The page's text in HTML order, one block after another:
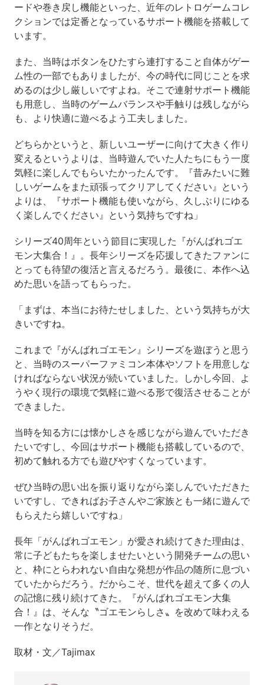
ードや巻き戻し機能といった、近年のレトロゲームコレ
クションでは定番となっているサポート機能を搭載して
います。
また、当時はボタンをひたすら連打すること自体がゲー
ム性の一部でもありましたが、今の時代に同じことを求
めるのは少し厳しいですよね。そこで連射サポート機能
も用意し、当時のゲームバランスや手触りは残しながら
も、より快適に遊べるよう工夫しました。
どちらかというと、新しいユーザーに向けて大きく作り
変えるというよりは、当時遊んでいた人たちにもう一度
気軽に楽しんでもらいたかったんです。『昔みたいに難
しいゲームをまた頑張ってクリアしてください』という
よりは、『サポート機能も使いながら、久しぶりにゆる
く楽しんでください』という気持ちですね」
シリーズ40周年という節目に実現した『がんばれゴエ
モン大集合！』。長年シリーズを応援してきたファンに
とっても待望の復活と言えるだろう。最後に、本作へ込
めた思いを語ってもらった。
「まずは、本当にお待たせしました、という気持ちが大
きいですね。
これまで『がんばれゴエモン』シリーズを遊ぼうと思う
と、当時のスーパーファミコン本体やソフトを用意しな
ければならない状況が続いていました。しかし今回、よ
うやく現行の環境で気軽に遊べる形で復活させることが
できました。
当時を知る方には懐かしさを感じながら遊んでいただき
たいですし、今回はサポート機能も搭載しているので、
初めて触れる方でも遊びやすくなっています。
ぜひ当時の思い出を振り返りながら楽しんでいただきた
いですし、できればお子さんやご家族とも一緒に遊んで
もらえたら嬉しいですね」
長年「がんばれゴエモン」が愛され続けてきた理由は、
常に子どもたちを楽しませたいという開発チームの思い
と、枠にとらわれない自由な発想が作品の随所に息づい
ていたからだろう。だからこそ、世代を超えて多くの人
の記憶に残り続けてきた。『がんばれゴエモン大集
合！』は、そんな〝ゴエモンらしさ〟を改めて味わえる
一作となりそうだ。
取材・文／Tajimax